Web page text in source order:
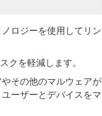
ロジーを使用してリン
クを軽減します。
その他のマルウェアが
ーザーとデバイスをマ